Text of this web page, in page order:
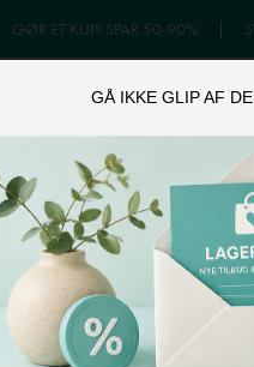
GØR ET KUP! SPAR 50-90% |
ONLINE
GÅ IKKE GLIP AF